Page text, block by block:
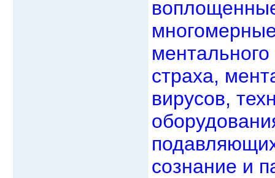
страха,
вирусов,
сознание и